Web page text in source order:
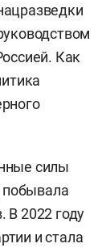
Как
силы
побывала
В 2022 году
и стала